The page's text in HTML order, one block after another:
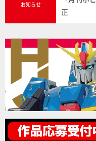
お知らせ
正